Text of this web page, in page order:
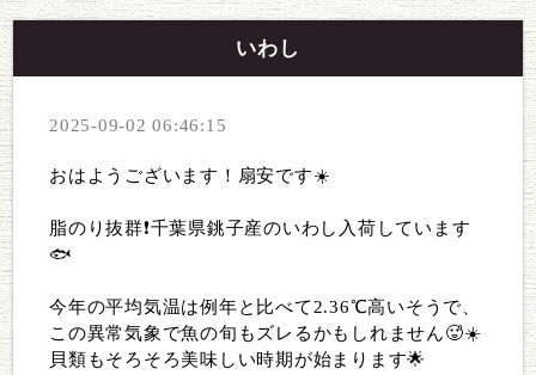
いわし
2025-09-02 06:46:15
おはようございます！扇安です☀️
脂のり抜群❗️千葉県銚子産のいわし入荷しています
🐟
今年の平均気温は例年と比べて2.36℃高いそうで、
この異常気象で魚の旬もズレるかもしれません🥵☀️
貝類もそろそろ美味しい時期が始まります🌟